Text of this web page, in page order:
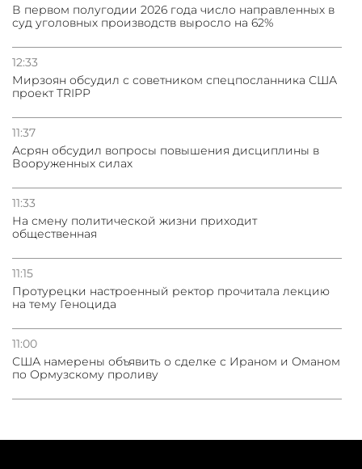
В первом полугодии 2026 года число направленных в
суд уголовных производств выросло на 62%
12:33
Мирзоян обсудил с советником спецпосланника США
проект TRIPP
11:37
Асрян обсудил вопросы повышения дисциплины в
Вооруженных силах
11:33
На смену политической жизни приходит
общественная
11:15
Протурецки настроенный ректор прочитала лекцию
на тему Геноцида
11:00
США намерены объявить о сделке с Ираном и Оманом
по Ормузскому проливу